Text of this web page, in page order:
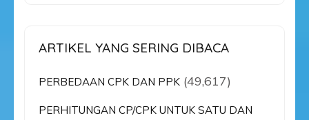
ARTIKEL YANG SERING DIBACA
PERBEDAAN CPK DAN PPK (49,617)
PERHITUNGAN CP/CPK UNTUK SATU DAN